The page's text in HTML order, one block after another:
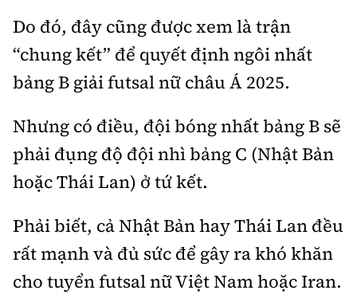
Giải trí - Thể thao
Tòa soạn: Số 2 Nguyễn Công Hoan, phường Giảng Võ,
Hà Nội.
Tổng biên tập: Nguyễn Thị Hồng Nga
Phó Tổng biên tập:Nguyễn Sơn Tùng,
Nguyễn Đức Thắng, La Đức Hùng
Hotline:
0901 514 799
Quảng cáo và Phát hành:
0915 057 282
Email: bandoc@baoxaydung.vn
Cấm sao chép dưới mọi hình thức nếu không có sự
chấp thuận bằng văn bản.
Do đó, đây cũng được xem là trận
“chung kết” để quyết định ngôi nhất
bảng B giải futsal nữ châu Á 2025.
Nhưng có điều, đội bóng nhất bảng B sẽ
phải đụng độ đội nhì bảng C (Nhật Bản
hoặc Thái Lan) ở tứ kết.
Phải biết, cả Nhật Bản hay Thái Lan đều
rất mạnh và đủ sức để gây ra khó khăn
cho tuyển futsal nữ Việt Nam hoặc Iran.